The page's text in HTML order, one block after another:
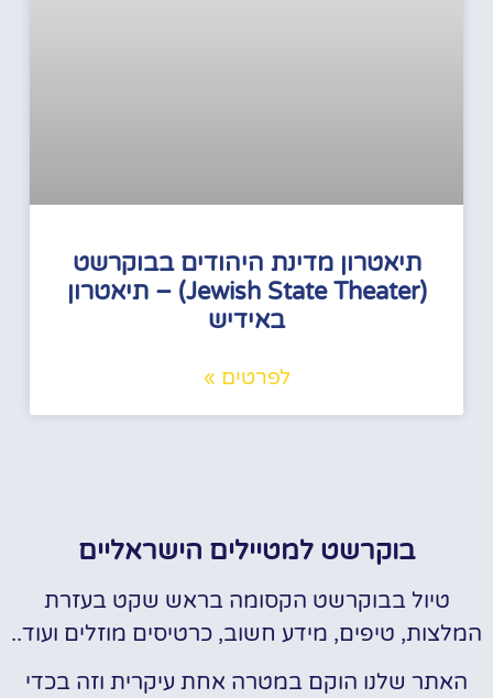
תיאטרון מדינת היהודים בבוקרשט
(Jewish State Theater) – תיאטרון
באידיש
לפרטים »
בוקרשט למטיילים הישראליים
טיול בבוקרשט הקסומה בראש שקט בעזרת
המלצות, טיפים, מידע חשוב, כרטיסים מוזלים ועוד..
האתר שלנו הוקם במטרה אחת עיקרית וזה בכדי